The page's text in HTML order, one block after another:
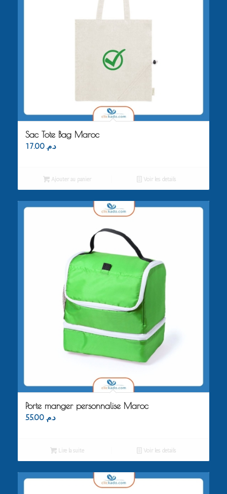
Sac Tote Bag Maroc
د.م. 17.00
Ajouter au panier Voir les détails
Porte manger personnalise Maroc
د.م. 55.00
Lire la suite Voir les détails